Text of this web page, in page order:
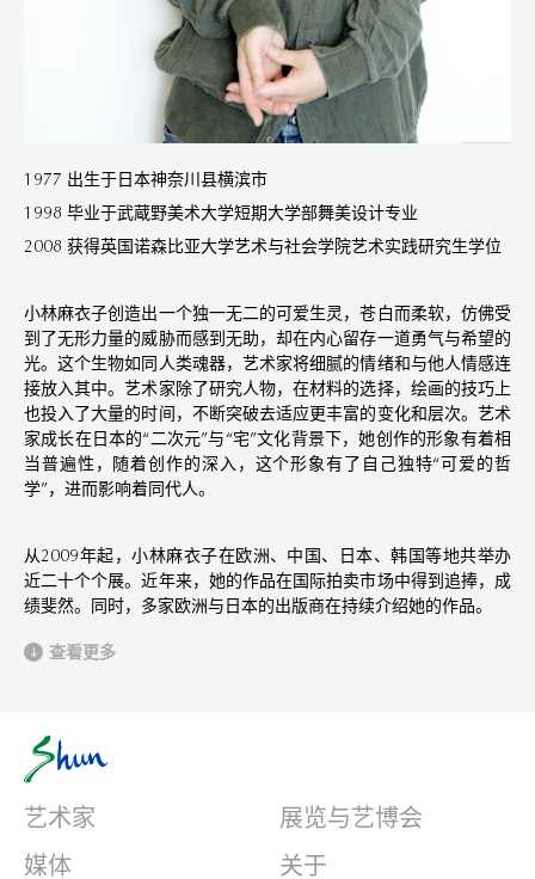
1977 出生于日本神奈川县横滨市
1998 毕业于武蔵野美术大学短期大学部舞美设计专业
2008 获得英国诺森比亚大学艺术与社会学院艺术实践研究生学位
小林麻衣子创造出一个独一无二的可爱生灵，苍白而柔软，仿佛受
到了无形力量的威胁而感到无助，却在内心留存一道勇气与希望的
光。这个生物如同人类魂器，艺术家将细腻的情绪和与他人情感连
接放入其中。艺术家除了研究人物，在材料的选择，绘画的技巧上
也投入了大量的时间，不断突破去适应更丰富的变化和层次。艺术
家成长在日本的“二次元”与“宅”文化背景下，她创作的形象有着相
当普遍性，随着创作的深入，这个形象有了自己独特“可爱的哲
学”，进而影响着同代人。
从2009年起，小林麻衣子在欧洲、中国、日本、韩国等地共举办
近二十个个展。近年来，她的作品在国际拍卖市场中得到追捧，成
绩斐然。同时，多家欧洲与日本的出版商在持续介绍她的作品。
查看更多
艺术家
展览与艺博会
媒体
关于